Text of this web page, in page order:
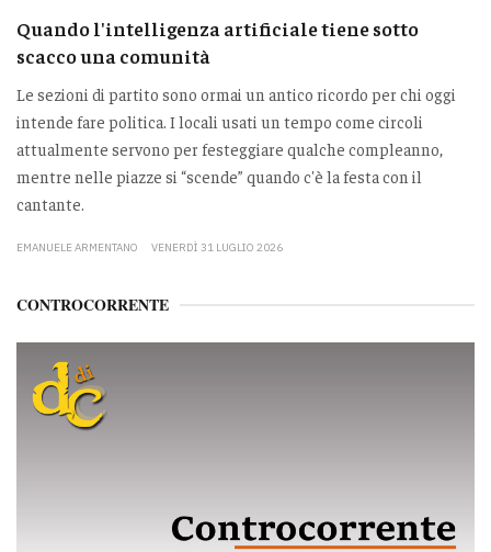
Quando l'intelligenza artificiale tiene sotto
scacco una comunità
Le sezioni di partito sono ormai un antico ricordo per chi oggi
intende fare politica. I locali usati un tempo come circoli
attualmente servono per festeggiare qualche compleanno,
mentre nelle piazze si “scende” quando c'è la festa con il
cantante.
EMANUELE ARMENTANO VENERDÌ 31 LUGLIO 2026
CONTROCORRENTE